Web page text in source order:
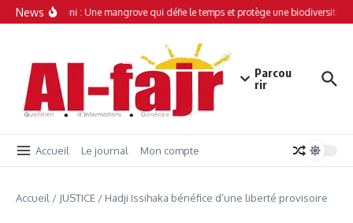
Aller au contenu
News
Simamboini : Une mangrove qui défie le temps et protège une biodiversité
Parcou
rir
Accueil Le journal Mon compte
Accueil / JUSTICE / Hadji Issihaka bénéfice d’une liberté provisoire